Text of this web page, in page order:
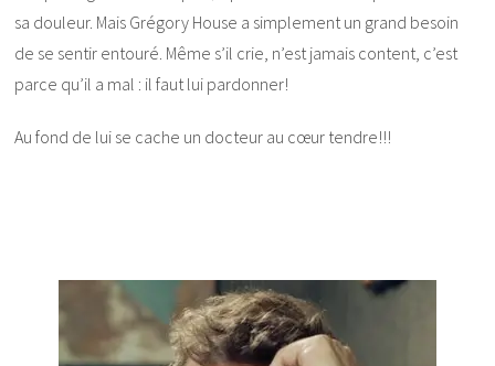
sa douleur. Mais Grégory House a simplement un grand besoin
de se sentir entouré. Même s’il crie, n’est jamais content, c’est
parce qu’il a mal : il faut lui pardonner!
Au fond de lui se cache un docteur au cœur tendre!!!